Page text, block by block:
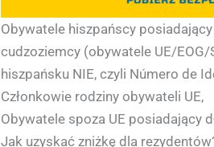
Obywatele hiszpańscy
cudzoziemcy (obywatele UE/
hiszpańsku NIE, czyli Número de
Członkowie rodziny obywateli UE,
Obywatele spoza UE posiadający
Jak uzyskać zniżkę dla